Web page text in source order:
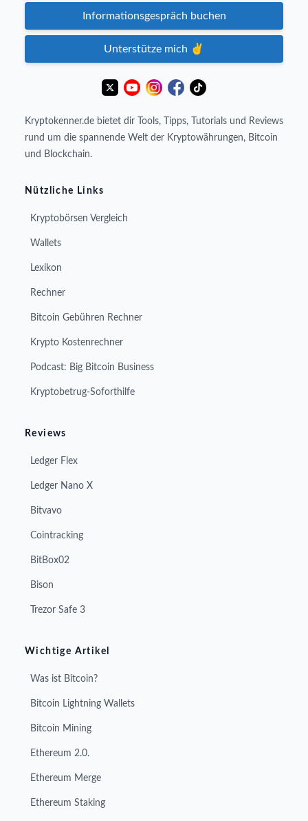
Informationsgespräch buchen
Unterstütze mich ✌️
Kryptokenner.de bietet dir Tools, Tipps, Tutorials und Reviews
rund um die spannende Welt der Kryptowährungen, Bitcoin
und Blockchain.
Nützliche Links
Kryptobörsen Vergleich
Wallets
Lexikon
Rechner
Bitcoin Gebühren Rechner
Krypto Kostenrechner
Podcast: Big Bitcoin Business
Kryptobetrug-Soforthilfe
Reviews
Ledger Flex
Ledger Nano X
Bitvavo
Cointracking
BitBox02
Bison
Trezor Safe 3
Wichtige Artikel
Was ist Bitcoin?
Bitcoin Lightning Wallets
Bitcoin Mining
Ethereum 2.0.
Ethereum Merge
Ethereum Staking